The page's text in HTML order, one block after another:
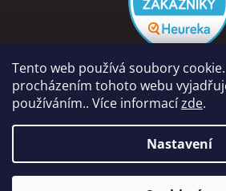
Tento web používá soubory
procházením tohoto webu
používáním.. Více informacízde.
Nastavení
Copyright 2026PÁRA Z NAVIJÁKU